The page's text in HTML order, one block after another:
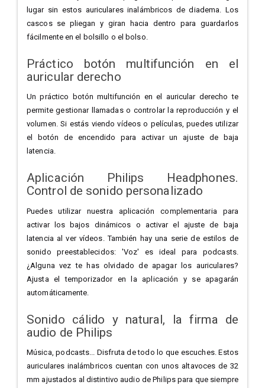
lugar sin estos auriculares inalámbricos de diadema. Los
cascos se pliegan y giran hacia dentro para guardarlos
fácilmente en el bolsillo o el bolso.
Práctico botón multifunción en el
auricular derecho
Un práctico botón multifunción en el auricular derecho te
permite gestionar llamadas o controlar la reproducción y el
volumen. Si estás viendo vídeos o películas, puedes utilizar
el botón de encendido para activar un ajuste de baja
latencia.
Aplicación Philips Headphones.
Control de sonido personalizado
Puedes utilizar nuestra aplicación complementaria para
activar los bajos dinámicos o activar el ajuste de baja
latencia al ver vídeos. También hay una serie de estilos de
sonido preestablecidos: 'Voz' es ideal para podcasts.
¿Alguna vez te has olvidado de apagar los auriculares?
Ajusta el temporizador en la aplicación y se apagarán
automáticamente.
Sonido cálido y natural, la firma de
audio de Philips
Música, podcasts... Disfruta de todo lo que escuches. Estos
auriculares inalámbricos cuentan con unos altavoces de 32
mm ajustados al distintivo audio de Philips para que siempre